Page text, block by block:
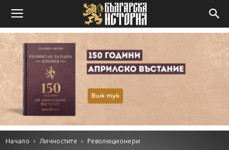
Начало Личностите Революционери